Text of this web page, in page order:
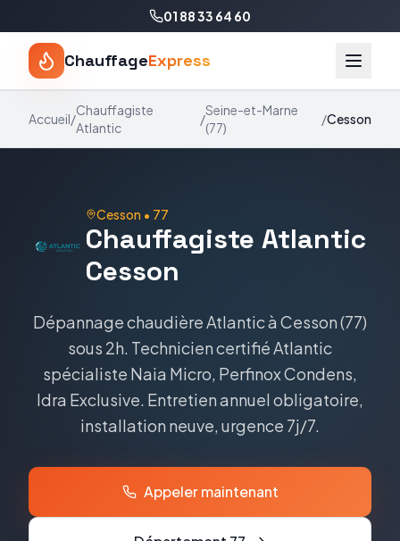
01 88 33 64 60
ChauffageExpress
Accueil/
Chauffagiste
Atlantic
/
Seine-et-Marne
(77)
/Cesson
Cesson • 77
Chauffagiste Atlantic
Cesson
Dépannage chaudièreAtlanticà Cesson(77)
sous 2h. Technicien certifiéAtlantic
spécialiste Naia Micro, Perfinox Condens,
Idra Exclusive. Entretien annuel obligatoire,
installation neuve, urgence 7j/7.
Appeler maintenant